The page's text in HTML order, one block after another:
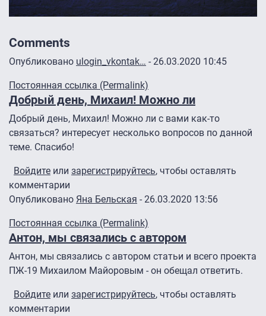
Comments
Опубликовано ulogin_vkontak… - 26.03.2020 10:45
Постоянная ссылка (Permalink)
Добрый день, Михаил! Можно ли
Добрый день, Михаил! Можно ли с вами как-то
связаться? интересует несколько вопросов по данной
теме. Спасибо!
Войдите или зарегистрируйтесь, чтобы оставлять
комментарии
Опубликовано Яна Бельская - 26.03.2020 13:56
Постоянная ссылка (Permalink)
Антон, мы связались с автором
Антон, мы связались с автором статьи и всего проекта
ПЖ-19 Михаилом Майоровым - он обещал ответить.
Войдите или зарегистрируйтесь, чтобы оставлять
комментарии